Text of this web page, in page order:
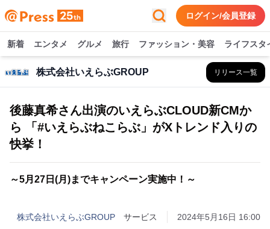
ログイン/会員登録
新着 エンタメ グルメ 旅行 ファッション・美容 ライフスタ
株式会社いえらぶGROUP リリース一覧
後藤真希さん出演のいえらぶCLOUD新CMか
ら 「#いえらぶねこらぶ」がXトレンド入りの
快挙！
～5月27日(月)までキャンペーン実施中！～
株式会社いえらぶGROUP サービス 2024年5月16日 16:00